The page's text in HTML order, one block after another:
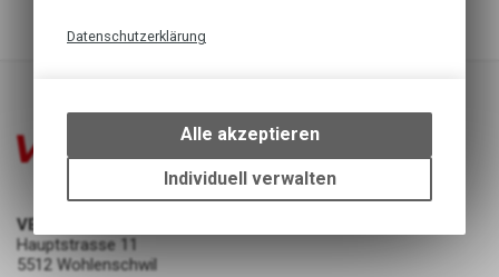
VELOIN Zweirad-Werkstatt
Hauptstrasse 11
5512 Wohlenschwil
Datenschutzerklärung
bestimmte Interaktionen und
Einstellungen auf Ihrem Gerät,
um die grundlegenden
Funktionen unseres Online-
Alle akzeptieren
Individuell verwalten